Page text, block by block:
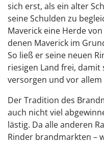
sich erst, als ein alter
seine Schulden zu
Maverick eine Herde
denen Maverick im
So ließ er seine neuen
riesigen Land frei, damit
versorgen und vor
Der Tradition des
auch nicht viel
lästig. Da alle anderen
Rinder brandmarkten –